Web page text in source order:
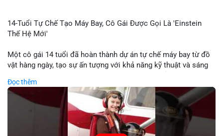
14-Tuổi Tự Chế Tạo Máy Bay, Cô Gái Được Gọi Là 'Einstein
Thế Hệ Mới'
Một cô gái 14 tuổi đã hoàn thành dự án tự chế máy bay từ đồ
vật hàng ngày, tạo sự ấn tượng với khả năng kỹ thuật và sáng
trình cô girl thiết kế, sản xuất và thử nghiệm máy bay, được
nhiều người so sánh với trí tuệ của Einstein. Thành tựu này
không chỉ thể hiện khả năng học tập nhanh chóng mà còn thể
hiện tiềm năng của thế hệ trẻ trong lĩnh vực công nghệ. Mặc dù
chưa liên quan trực tiếp đến tài chính hoặc crypto, sự phát
Đọc thêm